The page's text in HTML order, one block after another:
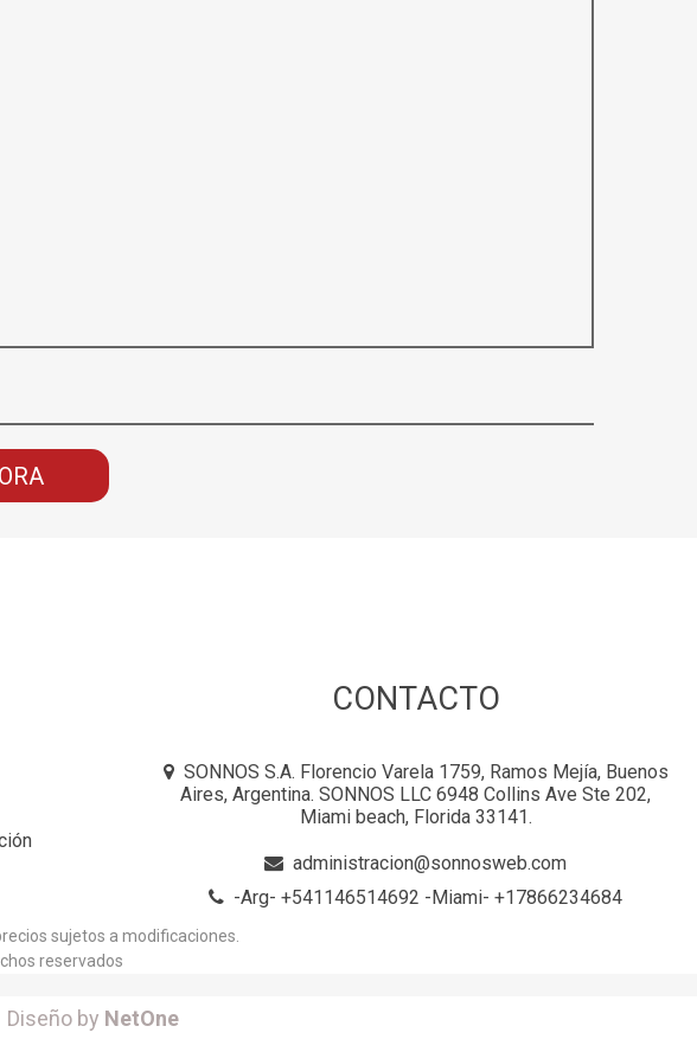
CONTACTO
SONNOS S.A. Florencio Varela 1759, Ramos Mejía, Buenos
Aires, Argentina. SONNOS LLC 6948 Collins Ave Ste 202,
Miami beach, Florida 33141.
administracion@sonnosweb.com
-Arg- +541146514692 -Miami- +17866234684
sujetos a modificaciones.
reservados
Diseño by NetOne